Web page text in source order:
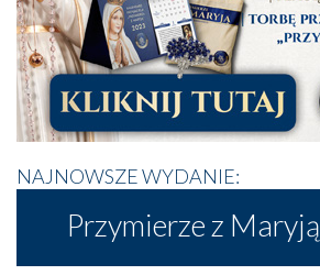
NAJNOWSZE WYDANIE:
Przymierze z Maryją